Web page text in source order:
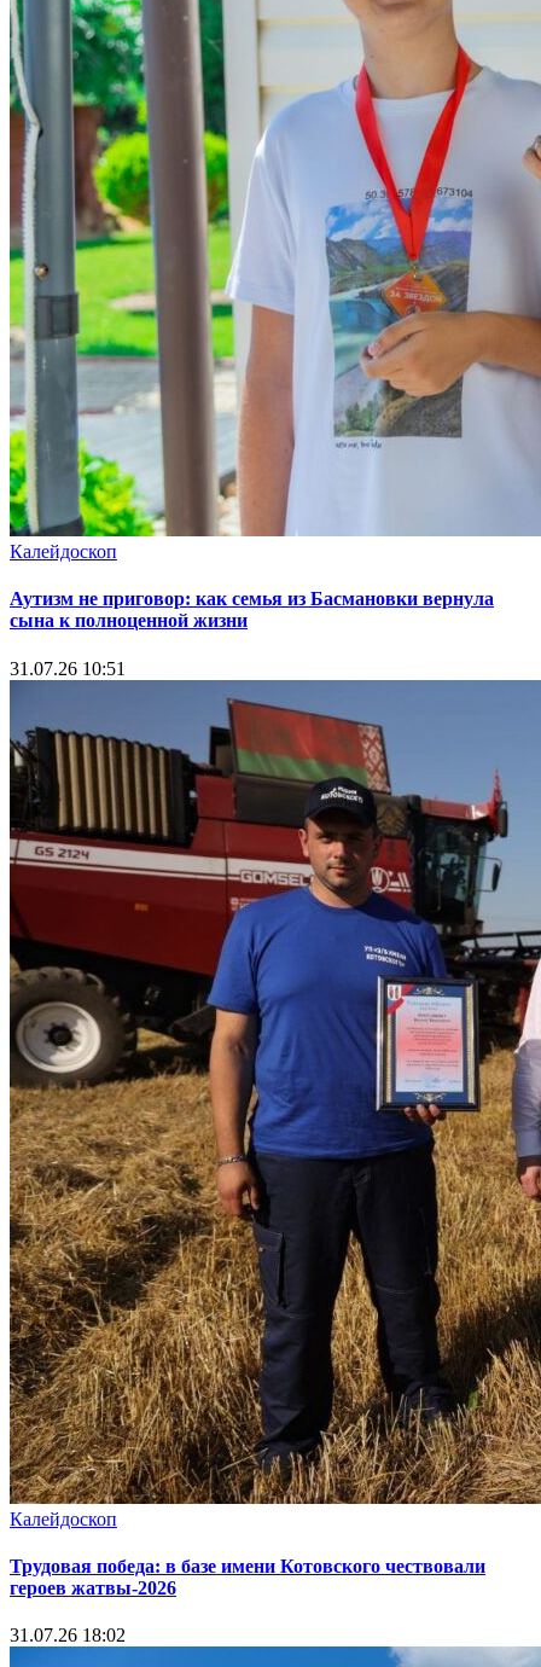
Калейдоскоп
Аутизм не приговор: как семья из Басмановки вернула
сына к полноценной жизни
31.07.26 10:51
Калейдоскоп
Трудовая победа: в базе имени Котовского чествовали
героев жатвы-2026
31.07.26 18:02